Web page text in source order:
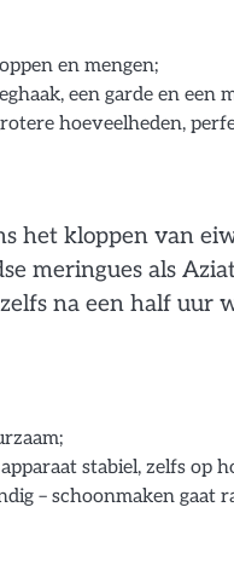
en mengen;
een garde en een
hoeveelheden,
het kloppen van
meringues als
na een half
stabiel, zelfs op
– schoonmaken gaat